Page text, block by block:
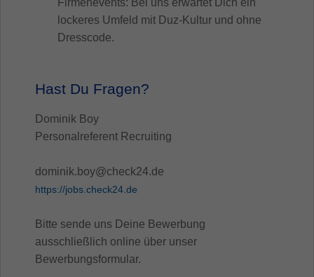
Firmenevents: Bei uns erwartet Dich ein
lockeres Umfeld mit Duz-Kultur und ohne
Dresscode.
Hast Du Fragen?
Dominik Boy
Personalreferent Recruiting
dominik.boy@check24.de
https://jobs.check24.de
Bitte sende uns Deine Bewerbung
ausschließlich online über unser
Bewerbungsformular.